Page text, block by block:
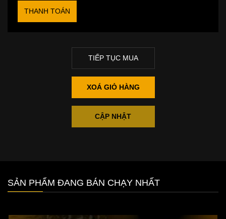
THANH TOÁN
TIẾP TỤC MUA
XOÁ GIỎ HÀNG
CẬP NHẬT
SẢN PHẨM ĐANG BÁN CHẠY NHẤT